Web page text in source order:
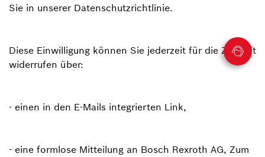
Sie in unserer Datenschutzrichtlinie.
Diese Einwilligung können Sie jederzeit für die Zukunft
widerrufen über:
- einen in den E-Mails integrierten Link,
- eine formlose Mitteilung an Bosch Rexroth AG, Zum